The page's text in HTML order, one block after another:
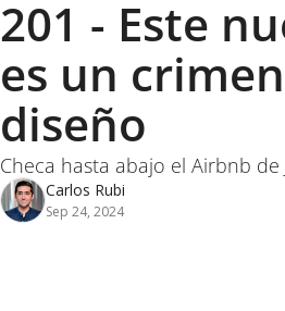
201 - Este
es un
diseño
Checa hasta abajo el Airbnb de
Carlos Rubi
Sep 24, 2024